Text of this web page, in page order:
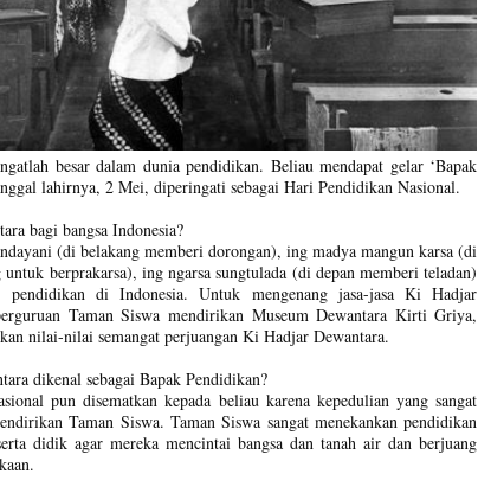
besar dalam dunia pendidikan. Beliau mendapat gelar ‘Bapak
lahirnya, 2 Mei, diperingati sebagai Hari Pendidikan Nasional.
bagi bangsa Indonesia?
(di belakang memberi dorongan), ing madya mangun karsa (di
berprakarsa), ing ngarsa sungtulada (di depan memberi teladan)
pendidikan di Indonesia. Untuk mengenang jasa-jasa Ki Hadjar
Taman Siswa mendirikan Museum Dewantara Kirti Griya,
nilai-nilai semangat perjuangan Ki Hadjar Dewantara.
dikenal sebagai Bapak Pendidikan?
pun disematkan kepada beliau karena kepedulian yang sangat
Taman Siswa. Taman Siswa sangat menekankan pendidikan
didik agar mereka mencintai bangsa dan tanah air dan berjuang